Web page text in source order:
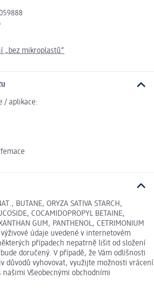
„bez mikroplastů“
/ aplikace:
BUTANE, ORYZA SATIVA STARCH,
COCAMIDOPROPYL BETAINE,
GUM, PANTHENOL, CETRIMONIUM
výživové údaje uvedené v internetovém
případech nepatrně lišit od složení
doručený. V případě, že Vám odlišnosti
důvodů vyhovovat, využijte možnosti vrácení
Všeobecnými obchodními